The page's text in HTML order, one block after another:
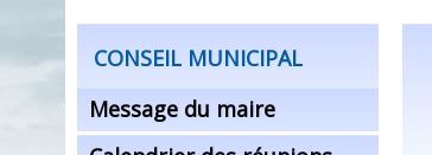
CONSEIL MUNICIPAL
Message du maire